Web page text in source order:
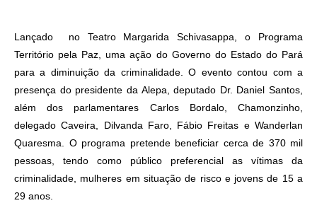
Lançado no Teatro Margarida Schivasappa, o Programa
Território pela Paz, uma ação do Governo do Estado do Pará
para a diminuição da criminalidade. O evento contou com a
presença do presidente da Alepa, deputado Dr. Daniel Santos,
além dos parlamentares Carlos Bordalo, Chamonzinho,
delegado Caveira, Dilvanda Faro, Fábio Freitas e Wanderlan
Quaresma. O programa pretende beneficiar cerca de 370 mil
pessoas, tendo como público preferencial as vítimas da
criminalidade, mulheres em situação de risco e jovens de 15 a
29 anos.